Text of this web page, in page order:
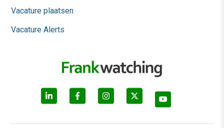
Vacature plaatsen
Vacature Alerts